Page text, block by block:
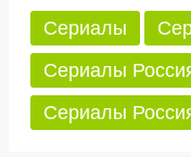
Сериалы
Сериалы
Сериалы